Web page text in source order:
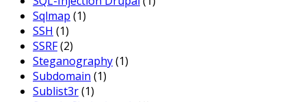
Sqlmap (1)
SSH (1)
SSRF(2)
Steganography(1)
Subdomain (1)
Sublist3r(1)